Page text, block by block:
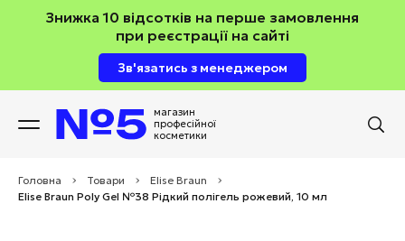
Знижка 10 відсотків на перше замовлення
при реєстрації на сайті
Зв'язатись з менеджером
магазин
професійної
косметики
Головна > Товари > Elise Braun
>
Elise Braun Poly Gel №38 Рідкий полігель рожевий, 10 мл